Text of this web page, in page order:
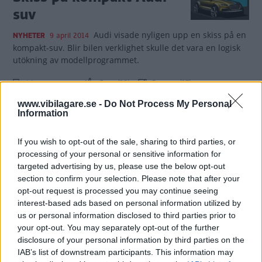
www.vibilagare.se - Do Not Process My Personal
Information
If you wish to opt-out of the sale, sharing to third parties, or
processing of your personal or sensitive information for
targeted advertising by us, please use the below opt-out
section to confirm your selection. Please note that after your
opt-out request is processed you may continue seeing
interest-based ads based on personal information utilized by
us or personal information disclosed to third parties prior to
your opt-out. You may separately opt-out of the further
disclosure of your personal information by third parties on the
IAB’s list of downstream participants. This information may
suv
NYHETER 9 april 2014 Audi visade nyligen upp en skiss på en
kompakt-suv. Blir bilen verklighet skulle det vara en logisk
utökning av modellprogrammet.
4 kommentarer Gasa (16) Bromsa (17)
Audi Q2 mixar suv och
kupé
NYHETER 11 maj 2013 Audi har långt gångna planer på en ny
småsuv med sportiga ambitioner. Här skissar Vi Bilägares
illustratör kommande Q2.
3 kommentarer Gasa (5) Bromsa (11)